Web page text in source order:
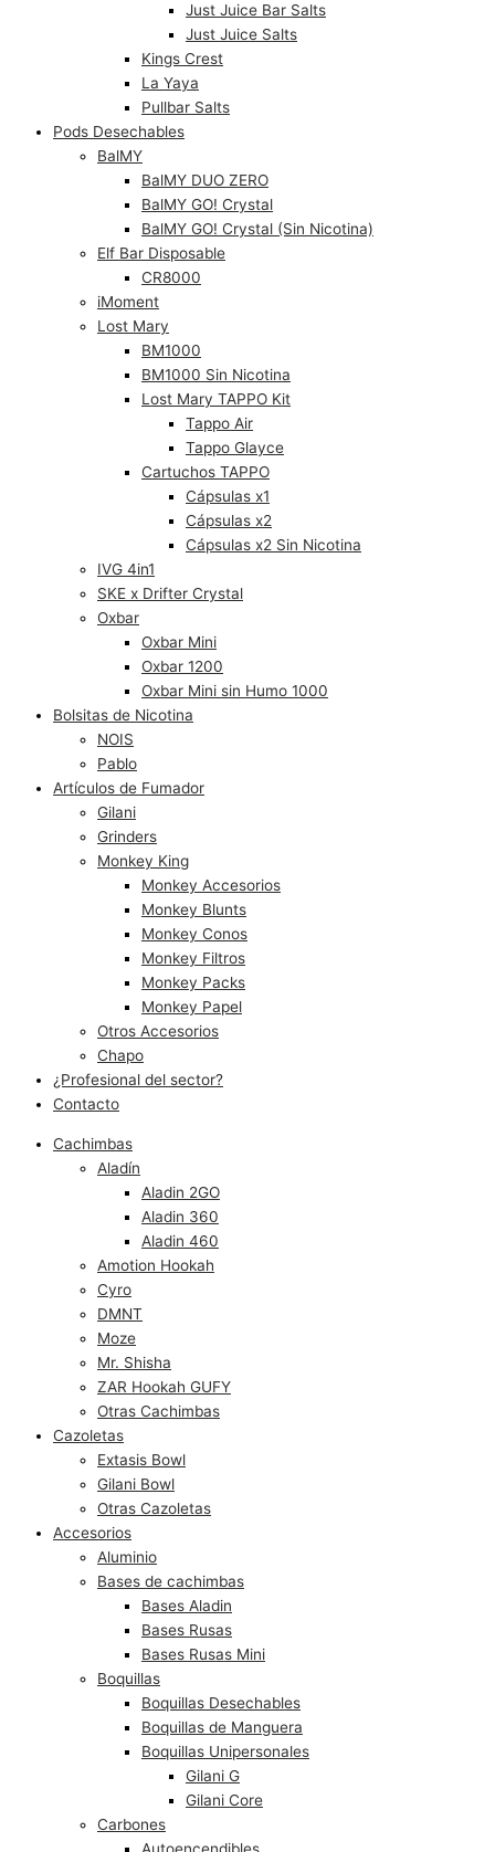
Just Juice Bar Salts
Just Juice Salts
Kings Crest
La Yaya
Pullbar Salts
Pods Desechables
BalMY
BalMY DUO ZERO
BalMY GO! Crystal
BalMY GO! Crystal (Sin Nicotina)
Elf Bar Disposable
CR8000
iMoment
Lost Mary
BM1000
BM1000 Sin Nicotina
Lost Mary TAPPO Kit
Tappo Air
Tappo Glayce
Cartuchos TAPPO
Cápsulas x1
Cápsulas x2
Cápsulas x2 Sin Nicotina
IVG 4in1
SKE x Drifter Crystal
Oxbar
Oxbar Mini
Oxbar 1200
Oxbar Mini sin Humo 1000
Bolsitas de Nicotina
NOIS
Pablo
Artículos de Fumador
Gilani
Grinders
Monkey King
Monkey Accesorios
Monkey Blunts
Monkey Conos
Monkey Filtros
Monkey Packs
Monkey Papel
Otros Accesorios
Chapo
¿Profesional del sector?
Contacto
Cachimbas
Aladín
Aladin 2GO
Aladin 360
Aladin 460
Amotion Hookah
Cyro
DMNT
Moze
Mr. Shisha
ZAR Hookah GUFY
Otras Cachimbas
Cazoletas
Extasis Bowl
Gilani Bowl
Otras Cazoletas
Accesorios
Aluminio
Bases de cachimbas
Bases Aladin
Bases Rusas
Bases Rusas Mini
Boquillas
Boquillas Desechables
Boquillas de Manguera
Boquillas Unipersonales
Gilani G
Gilani Core
Carbones
Autoencendibles